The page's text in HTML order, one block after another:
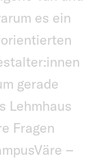
es ein
gerade
Lehmhaus
Fragen
–